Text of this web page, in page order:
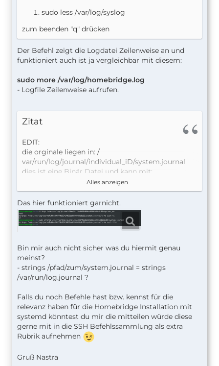
sudo less /var/log/syslog
zum beenden "q" drücken
Der Befehl zeigt die Logdatei Zeilenweise an und
funktioniert auch ist ja vergleichbar mit diesem:
sudo more /var/log/homebridge.log
- Logfile Zeilenweise aufrufen.
Zitat
EDIT:
die orginale liegen in: /
var/run/log/journal/individual_iD/system.journal
dies ist eine Binär Datei und kann mit:
/var/run/log/journal/66ed98ff0e86414096aa89869
d8e8c09/system.journal
oder
Code
SUCHBEGRIFF
angezeigt bzw. durchsucht werden werden.
Alles anzeigen
Das hier funktioniert garnicht.
Bin mir auch nicht sicher was du hiermit genau
meinst?
- strings /pfad/zum/system.journal = strings
/var/run/log.journal ?
Falls du noch Befehle hast bzw. kennst für die
relevanz haben für die Homebridge Installation mit
systemd könntest du mir die mitteilen würde diese
gerne mit in die SSH Befehlssammlung als extra
Rubrik aufnehmen
Gruß Nastra